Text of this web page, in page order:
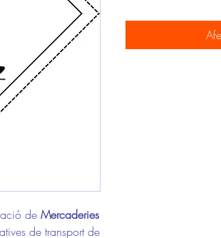
de Mercaderies
de transport de